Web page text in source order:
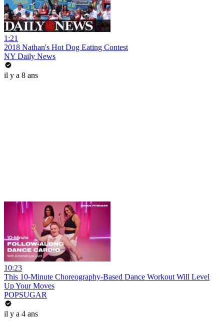
1:21
2018 Nathan's Hot Dog Eating Contest
NY Daily News
il y a 8 ans
10:23
This 10-Minute Choreography-Based Dance Workout Will Level
Up Your Moves
POPSUGAR
il y a 4 ans